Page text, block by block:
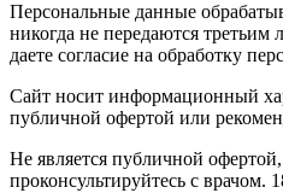
Персональные данные
никогда не передаются третьим
даете согласие на обработку
Сайт носит информационный
публичной офертой или
Не является публичной
проконсультируйтесь с врачом.